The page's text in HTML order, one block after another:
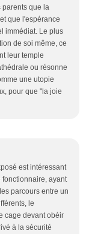
parents que la
que l'espérance
immédiat. Le plus
de soi même, ce
leur temple
ou résonne
une utopie
pour que "la joie
est intéressant
fonctionnaire, ayant
parcours entre un
le
cage devant obéir
à la sécurité